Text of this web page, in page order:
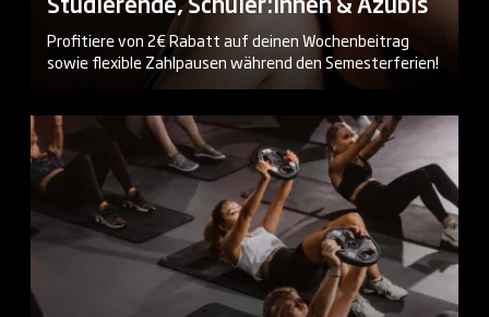
Profitiere von 2€ Rabatt auf deinen Wochenbeitrag
sowie flexible Zahlpausen während den Semesterferien!